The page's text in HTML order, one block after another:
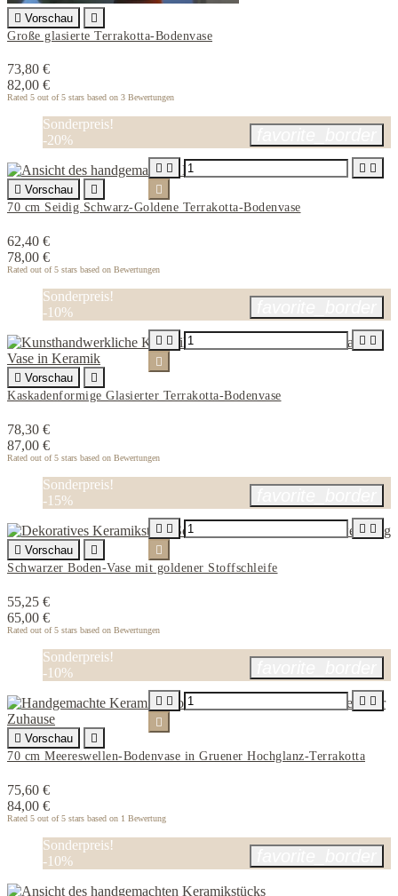
 Vorschau

Große glasierte Terrakotta-Bodenvase
73,80 €
82,00 €
Rated 5 out of 5 stars based on 3 Bewertungen
Sonderpreis!
-20%
 Vorschau

70 cm Seidig Schwarz-Goldene Terrakotta-Bodenvase
62,40 €
78,00 €
Rated out of 5 stars based on Bewertungen
   

Sonderpreis!
-10%
 Vorschau

Kaskadenformige Glasierter Terrakotta-Bodenvase
78,30 €
87,00 €
Rated out of 5 stars based on Bewertungen
   

Sonderpreis!
-15%
 Vorschau

Schwarzer Boden-Vase mit goldener Stoffschleife
55,25 €
65,00 €
Rated out of 5 stars based on Bewertungen
   

Sonderpreis!
-10%
 Vorschau

70 cm Meereswellen-Bodenvase in Gruener Hochglanz-Terrakotta
75,60 €
84,00 €
Rated 5 out of 5 stars based on 1 Bewertung
   

Sonderpreis!
-10%